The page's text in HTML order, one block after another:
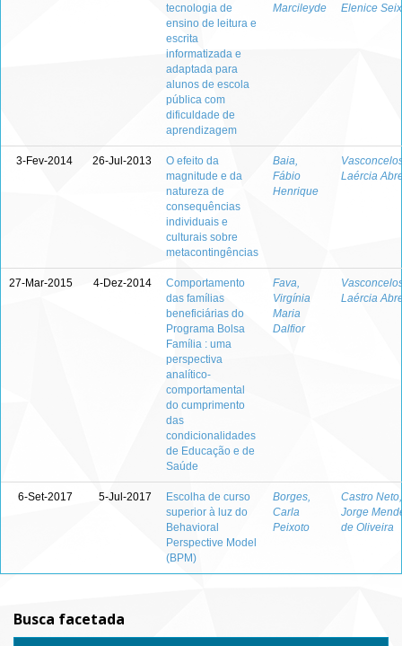
tecnologia de
ensino de leitura e
escrita
informatizada e
adaptada para
alunos de escola
pública com
dificuldade de
aprendizagem
Marcileyde
Elenice
3-Fev-2014 26-Jul-2013
O efeito da
magnitude e da
natureza de
consequências
individuais e
culturais sobre
metacontingências
Baia,
Fábio
Henrique
Laércia
27-Mar-2015 4-Dez-2014
Comportamento
das famílias
beneficiárias do
Programa Bolsa
Família : uma
perspectiva
analítico-
comportamental
do cumprimento
das
condicionalidades
de Educação e de
Saúde
Fava,
Virgínia
Maria
Dalfior
Laércia
6-Set-2017 5-Jul-2017
Escolha de curso
superior à luz do
Behavioral
Perspective Model
(BPM)
Borges,
Carla
Peixoto
Castro Neto,
Jorge
de Oliveira
Busca facetada